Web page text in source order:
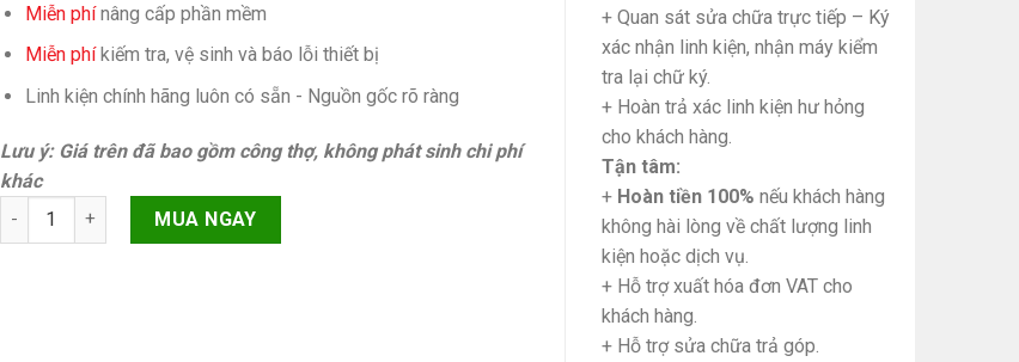
Miễn phínâng cấp phần mềm
Miễn phíkiếm tra, vệ sinh và báo lỗi thiết bị
Linh kiện chính hãng luôn có sẵn - Nguồn gốc rõ ràng
Lưu ý: Giá trên đã bao gồm công thợ, không phát sinh chi phí
khác
Ic sạc, ic usb iPhone XS Chính hãng quantity
MUA NGAY
+ Quan sát sửa chữa trực tiếp – Ký
xác nhận linh kiện, nhận máy kiểm
tra lại chữ ký.
+ Hoàn trả xác linh kiện hư hỏng
cho khách hàng.
Tận tâm:
+ Hoàn tiền 100% nếu khách hàng
không hài lòng về chất lượng linh
kiện hoặc dịch vụ.
+ Hỗ trợ xuất hóa đơn VAT cho
khách hàng.
+ Hỗ trợ sửa chữa trả góp.